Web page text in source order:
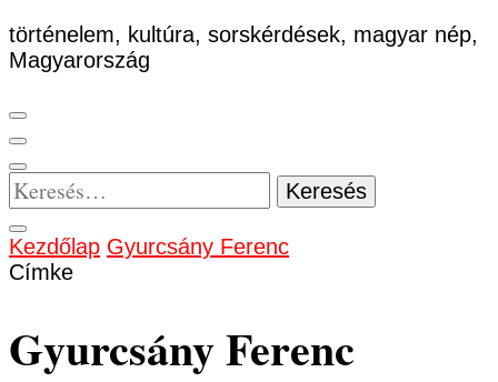
történelem, kultúra, sorskérdések, magyar nép,
Magyarország
Keresés:
Kezdőlap Gyurcsány Ferenc
Címke
Gyurcsány Ferenc